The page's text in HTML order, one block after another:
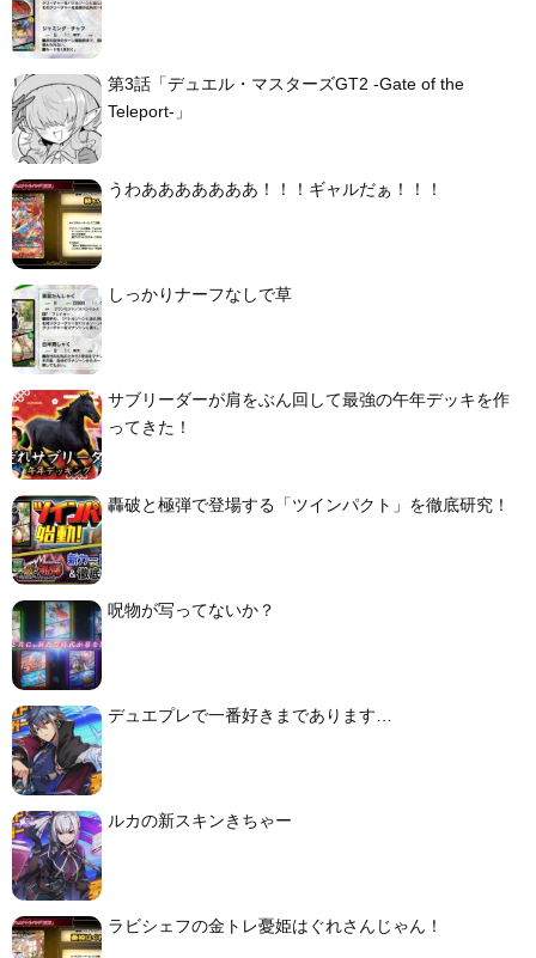
第3話「デュエル・マスターズGT2 -Gate of the
Teleport-」
うわあああああああ！！！ギャルだぁ！！！
しっかりナーフなしで草
サブリーダーが肩をぶん回して最強の午年デッキを作
ってきた！
轟破と極弾で登場する「ツインパクト」を徹底研究！
呪物が写ってないか？
デュエプレで一番好きまであります…
ルカの新スキンきちゃー
ラビシェフの金トレ憂姫はぐれさんじゃん！